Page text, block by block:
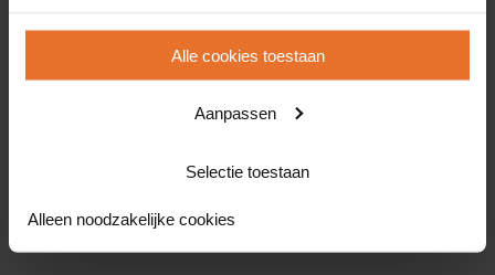
Alle cookies toestaan
Aanpassen
Selectie toestaan
Alleen noodzakelijke cookies